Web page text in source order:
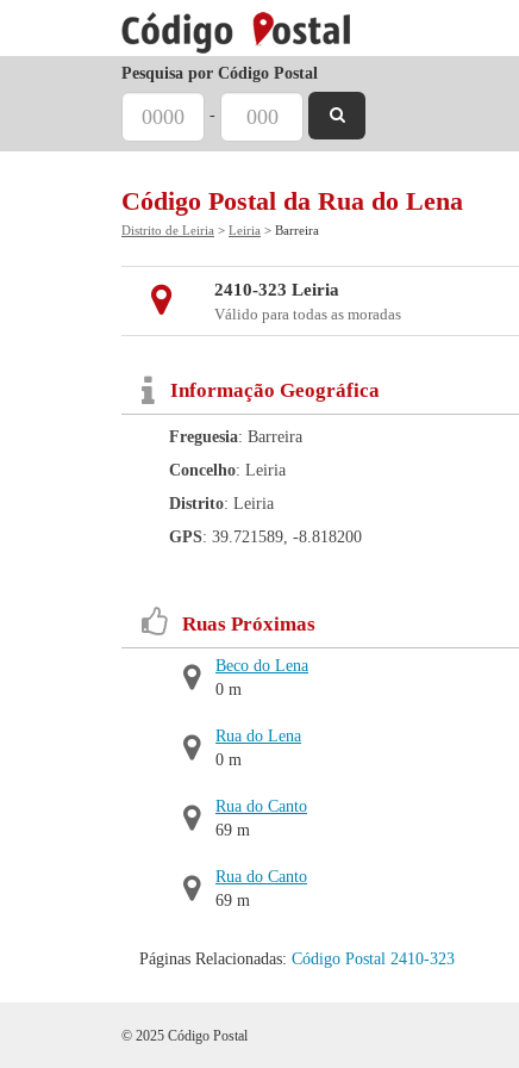
Pesquisa por Código Postal
-
Código Postal da Rua do Lena
Distrito de Leiria > Leiria > Barreira
2410-323 Leiria
Válido para todas as moradas
Informação Geográfica
Freguesia: Barreira
Concelho: Leiria
Distrito: Leiria
GPS: 39.721589, -8.818200
Ruas Próximas
Beco do Lena
0 m
Rua do Lena
0 m
Rua do Canto
69 m
Rua do Canto
69 m
Páginas Relacionadas: Código Postal 2410-323
© 2025 Código Postal